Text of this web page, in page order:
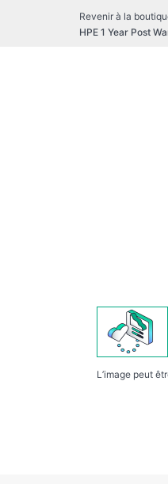
Revenir à la
HPE 1 Year Post
L’image peut